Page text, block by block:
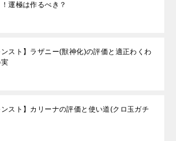
運極は作るべき？
ンスト】ラザニー(獣神化)の評価と適正わくわ
実
ンスト】カリーナの評価と使い道(クロ玉ガチ